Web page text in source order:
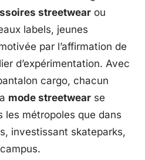
streetwear ou
labels, jeunes
par l’affirmation de
d’expérimentation. Avec
cargo, chacun
mode streetwear se
les métropoles que dans
investissant skateparks,